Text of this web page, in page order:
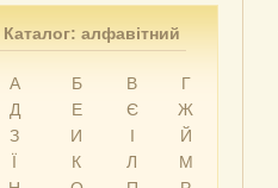
Каталог: алфавітний
А Б В
Г
Д
Е Є
Ж
З
И І
Й
Ї
К Л
М